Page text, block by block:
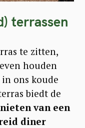
terrassen
te zitten,
houden
ons koude
biedt de
van een
diner